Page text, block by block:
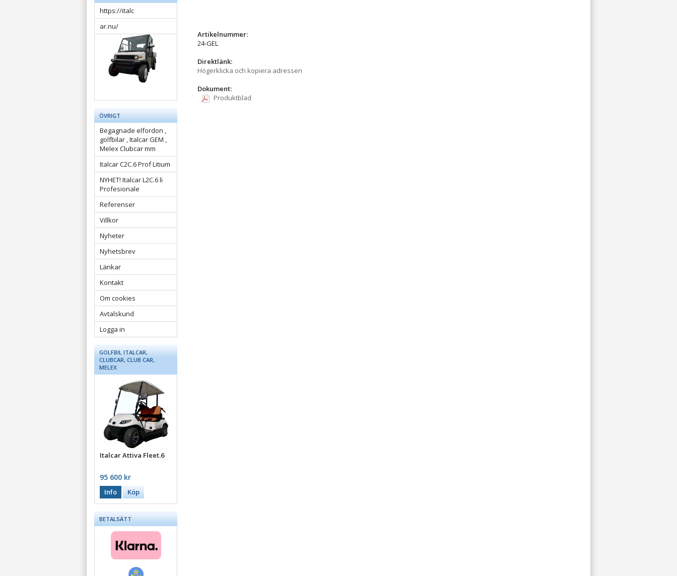
https://italc
ar.nu/
ÖVRIGT
Begagnade elfordon ,
golfbilar , Italcar GEM ,
Melex Clubcar mm
Italcar C2C.6 Prof Litium
NYHET! Italcar L2C.6 li
Profesionale
Referenser
Villkor
Nyheter
Nyhetsbrev
Länkar
Kontakt
Om cookies
Avtalskund
Logga in
GOLFBIL ITALCAR,
CLUBCAR, CLUB CAR,
MELEX
Italcar Attiva Fleet.6
95 600 kr
Info Köp
BETALSÄTT
Artikelnummer:
24-GEL
Direktlänk:
Högerklicka och kopiera adressen
Dokument:
Produktblad